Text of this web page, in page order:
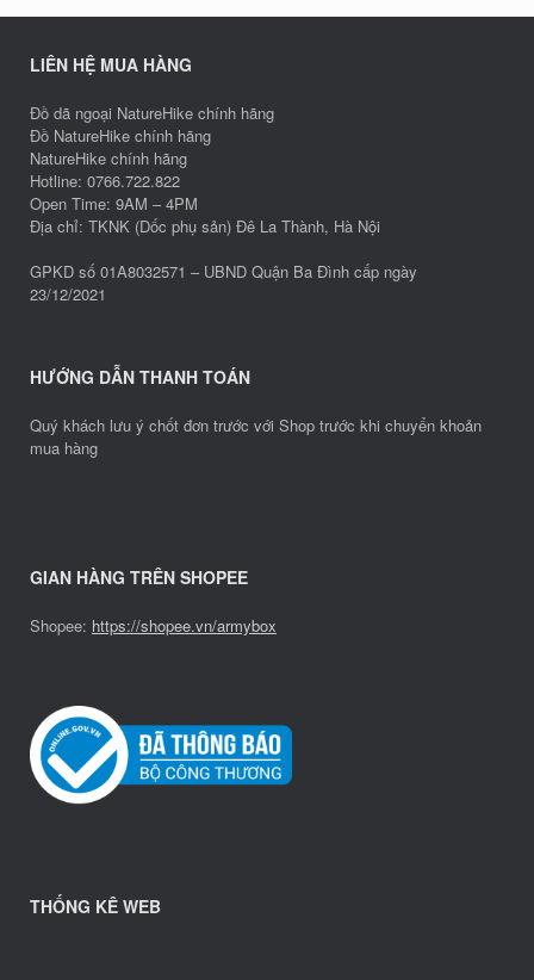
LIÊN HỆ MUA HÀNG
Đồ dã ngoại NatureHike chính hãng
Đồ NatureHike chính hãng
NatureHike chính hãng
Hotline: 0766.722.822
Open Time: 9AM – 4PM
Địa chỉ: TKNK (Dốc phụ sản) Đê La Thành, Hà Nội
GPKD số 01A8032571 – UBND Quận Ba Đình cấp ngày
23/12/2021
HƯỚNG DẪN THANH TOÁN
Quý khách lưu ý chốt đơn trước với Shop trước khi chuyển khoản
mua hàng
GIAN HÀNG TRÊN SHOPEE
Shopee: https://shopee.vn/armybox
THỐNG KÊ WEB